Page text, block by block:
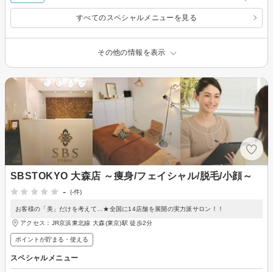
すべてのスペシャルメニューを見る
その他の情報を表示
SBSTOKYO 大森店 ～痩身/フェイシャル/脱毛/小顔～
-
(-件)
お客様の「美」だけを考えて…★全国に14店舗を展開の実力派サロン！！
アクセス：JR京浜東北線 大森(東京)駅 徒歩2分
ポイントが貯まる・使える
スペシャルメニュー